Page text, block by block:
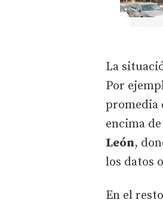
La
Por
promedia
encima
León,
los datos
En el